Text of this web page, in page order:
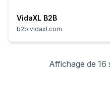
VidaXL B2B
b2b.vidaxl.com
Affichage de 16